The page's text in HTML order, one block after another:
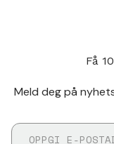
Få
Meld deg på